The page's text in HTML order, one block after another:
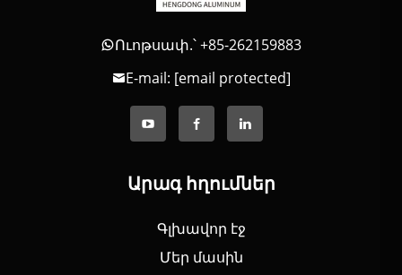
Ուոթսափ.՝ +85-262159883
E-mail: [email protected]
Արագ հղումներ
Գլխավոր էջ
Մեր մասին